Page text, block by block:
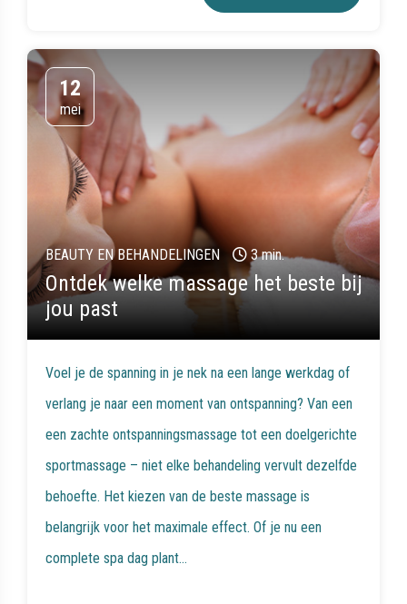
12
mei
BEAUTY EN BEHANDELINGEN 3 min.
Ontdek welke massage het beste bij
jou past
Voel je de spanning in je nek na een lange werkdag of
verlang je naar een moment van ontspanning? Van een
een zachte ontspanningsmassage tot een doelgerichte
sportmassage – niet elke behandeling vervult dezelfde
behoefte. Het kiezen van de beste massage is
belangrijk voor het maximale effect. Of je nu een
complete spa dag plant...